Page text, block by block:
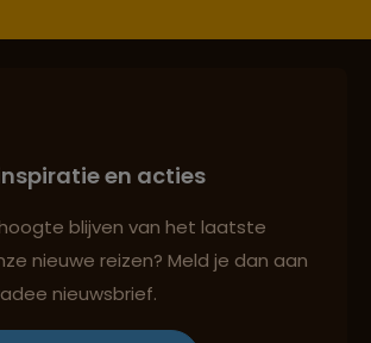
en deskundig reisadvies
en acties
blijven van het laatste
nieuwe reizen? Meld je dan aan
nieuwsbrief.